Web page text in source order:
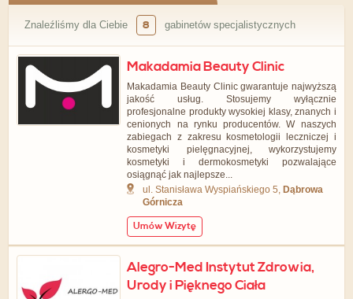
Znaleźliśmy dla Ciebie 8 gabinetów specjalistycznych
Makadamia Beauty Clinic
Makadamia Beauty Clinic gwarantuje najwyższą
jakość usług. Stosujemy wyłącznie
profesjonalne produkty wysokiej klasy, znanych i
cenionych na rynku producentów. W naszych
zabiegach z zakresu kosmetologii leczniczej i
kosmetyki pielęgnacyjnej, wykorzystujemy
kosmetyki i dermokosmetyki pozwalające
osiągnąć jak najlepsze...
ul. Stanisława Wyspiańskiego 5, Dąbrowa
Górnicza
Umów Wizytę
Alegro-Med Instytut Zdrowia,
Urody i Pięknego Ciała